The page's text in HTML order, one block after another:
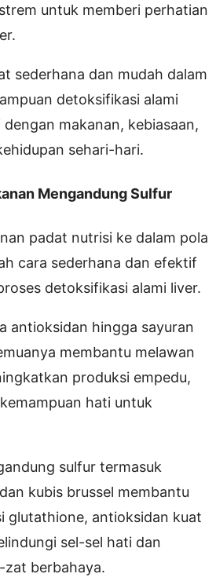
untuk memberi perhatian
sederhana dan mudah dalam
detoksifikasi alami
dengan makanan, kebiasaan,
sehari-hari.
Mengandung Sulfur
padat nutrisi ke dalam pola
cara sederhana dan efektif
detoksifikasi alami liver.
antioksidan hingga sayuran
membantu melawan
produksi empedu,
hati untuk
sulfur termasuk
kubis brussel membantu
glutathione, antioksidan kuat
sel-sel hati dan
berbahaya.